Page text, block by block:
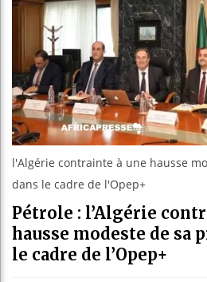
l'Algérie contrainte à une hausse
dans le cadre de l'Opep+
Pétrole : l’Algérie
hausse modeste de sa
le cadre de l’Opep+